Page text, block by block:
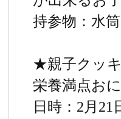
持参物：水
★親子クッ
栄養満点お
日時：2月21